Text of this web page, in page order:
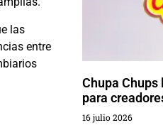
las
entre
Chupa
para
16 julio 2026